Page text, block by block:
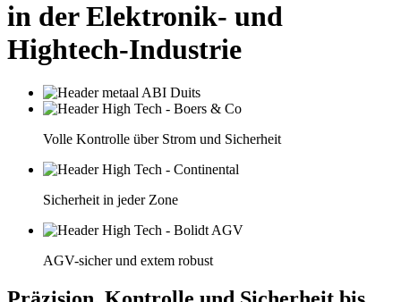
in der Elektronik- und
Hightech-Industrie
Volle Kontrolle über Strom und Sicherheit
Sicherheit in jeder Zone
AGV-sicher und extem robust